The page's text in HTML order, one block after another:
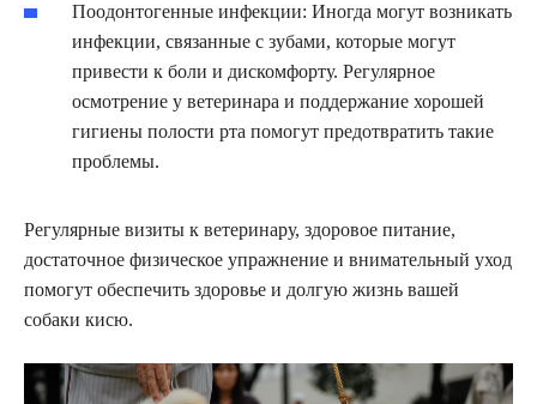
Поодонтогенные инфекции: Иногда могут возникать
инфекции, связанные с зубами, которые могут
привести к боли и дискомфорту. Регулярное
осмотрение у ветеринара и поддержание хорошей
гигиены полости рта помогут предотвратить такие
проблемы.
Регулярные визиты к ветеринару, здоровое питание,
достаточное физическое упражнение и внимательный уход
помогут обеспечить здоровье и долгую жизнь вашей
собаки кисю.